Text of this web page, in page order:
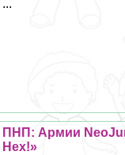
...
ПНП: Армии
Hex!»